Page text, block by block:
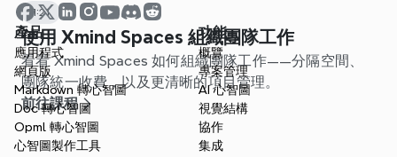
1:21
使用 Xmind Spaces 組織團隊工作
看看 Xmind Spaces 如何組織團隊工作——分隔空間、
團隊統一收費，以及更清晰的項目管理。
前往課程
產品
應用程式
網頁版
Markdown 轉心智圖
Doc 轉心智圖
Opml 轉心智圖
心智圖製作工具
功能
概覽
專案管理
AI 心智圖
視覺結構
協作
集成